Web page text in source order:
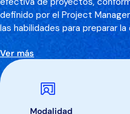
definido por el Project
las habilidades para preparar
inicio, planeación, ejecución,
proyectos, así como en el
Ver más
Modalidad